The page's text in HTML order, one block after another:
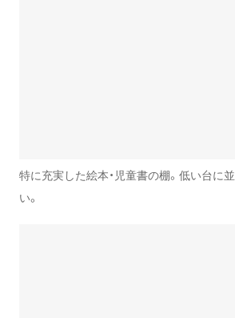
特に充実した絵本・児童書の棚。低い台に
い。